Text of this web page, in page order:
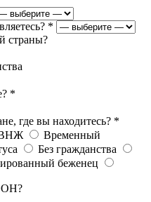
*
страны?
*
где вы находитесь? *
ВНЖ
Временный
Без гражданства
беженец